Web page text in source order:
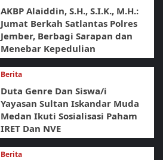
AKBP Alaiddin, S.H., S.I.K., M.H.:
Jumat Berkah Satlantas Polres
Jember, Berbagi Sarapan dan
Menebar Kepedulian
Berita
Duta Genre Dan Siswa/i
Yayasan Sultan Iskandar Muda
Medan Ikuti Sosialisasi Paham
IRET Dan NVE
Berita